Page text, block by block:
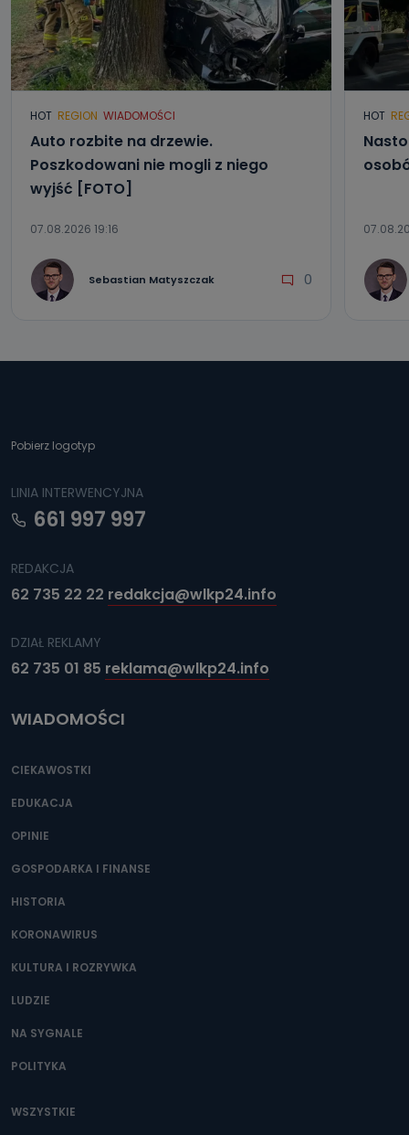
HOT REGION WIADOMOŚCI
Auto rozbite na drzewie.
Poszkodowani nie mogli z niego
wyjść [FOTO]
07.08.2026 19:16
Sebastian Matyszczak 0
HOT
Pobierz logotyp
LINIA INTERWENCYJNA
661 997 997
REDAKCJA
62 735 22 22 redakcja@wlkp24.info
DZIAŁ REKLAMY
62 735 01 85 reklama@wlkp24.info
WIADOMOŚCI
CIEKAWOSTKI
EDUKACJA
OPINIE
GOSPODARKA I FINANSE
HISTORIA
KORONAWIRUS
KULTURA I ROZRYWKA
LUDZIE
NA SYGNALE
POLITYKA
WSZYSTKIE